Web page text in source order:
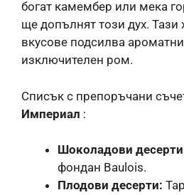
богат камембер или мека
ще допълнят този дух. Тази
вкусове подсилва
изключителен ром.
Списък с препоръчани
Империал :
Шоколадови
фондан Baulois.
Плодови десерти: